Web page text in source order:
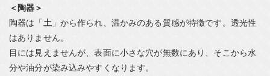
＜陶器＞
陶器は「土 」から作られ、温かみのある質感が特徴です。透光性
はありません。
目には見えませんが、表面に小さな穴が無数にあり、そこから水
分や油分が染み込みやすくなります。